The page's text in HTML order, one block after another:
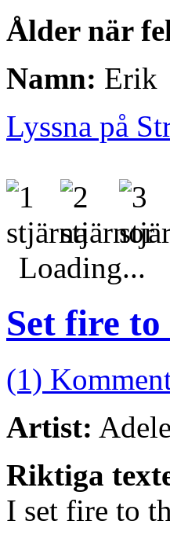
Ålder när
Namn: Erik
Lyssna på
Loading...
Set fire
(1)
Artist: Adele
Riktiga
I set fire to